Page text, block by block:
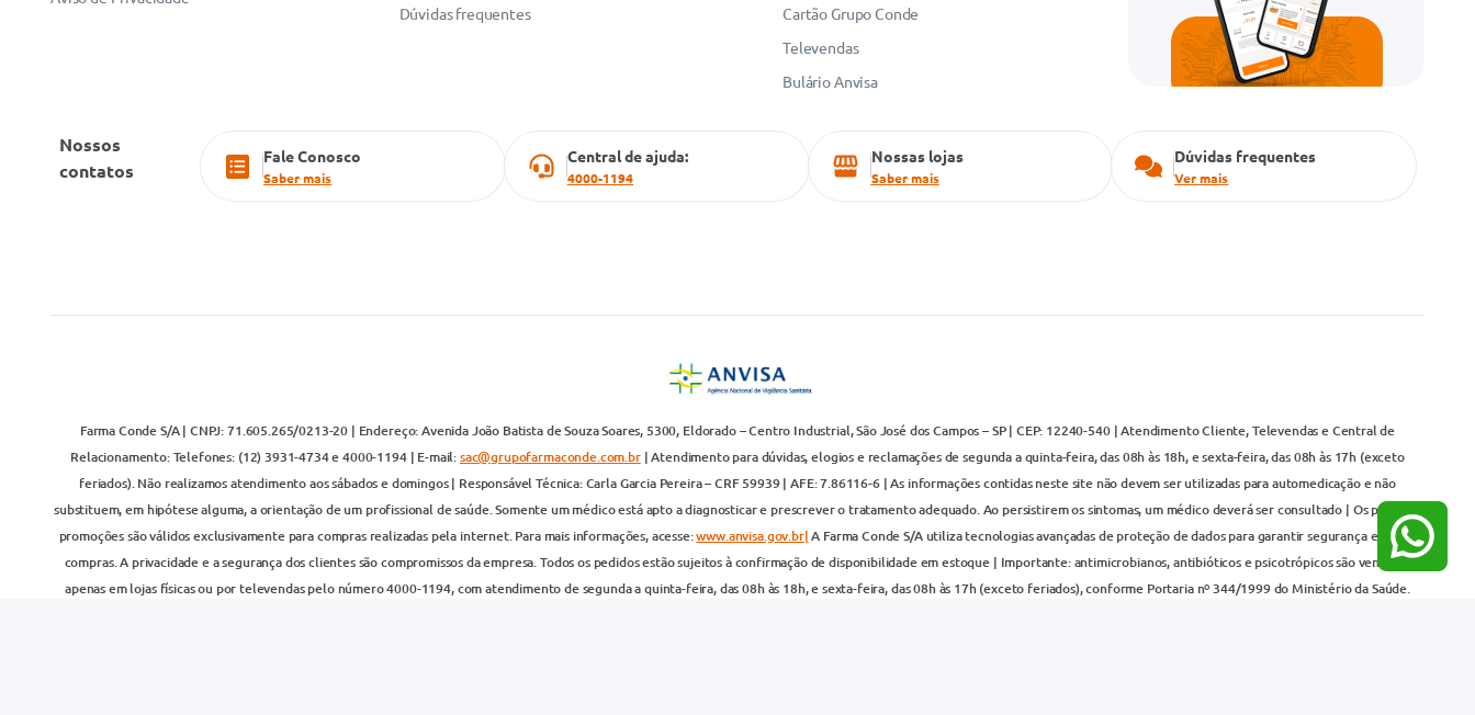
Dúvidas frequentes
Cartão Grupo Conde
Televendas
Bulário Anvisa
Nossos
contatos
Fale Conosco
Saber mais
Central de ajuda:
4000-1194
Nossas lojas
Saber mais
Dúvidas frequentes
Ver mais
Farma Conde S/A | CNPJ: 71.605.265/0213-20 | Endereço: Avenida João Batista de Souza Soares, 5300, Eldorado – Centro Industrial, São José dos Campos – SP | CEP: 12240-540 | Atendimento Cliente, Televendas e Central de
Relacionamento: Telefones: (12) 3931-4734 e 4000-1194 | E-mail:sac@grupofarmaconde.com.br| Atendimento para dúvidas, elogios e reclamações de segunda a quinta-feira, das 08h às 18h, e sexta-feira, das 08h às 17h (exceto
feriados). Não realizamos atendimento aos sábados e domingos | Responsável Técnica: Carla Garcia Pereira – CRF 59939 | AFE: 7.86116-6 | As informações contidas neste site não devem ser utilizadas para automedicação e não
substituem, em hipótese alguma, a orientação de um profissional de saúde. Somente um médico está apto a diagnosticar e prescrever o tratamento adequado. Ao persistirem os sintomas, um médico deverá ser consultado | Os preços e
promoções são válidos exclusivamente para compras realizadas pela internet. Para mais informações, acesse:www.anvisa.gov.br|A Farma Conde S/A utiliza tecnologias avançadas de proteção de dados para garantir segurança em suas
compras. A privacidade e a segurança dos clientes são compromissos da empresa. Todos os pedidos estão sujeitos à confirmação de disponibilidade em estoque | Importante: antimicrobianos, antibióticos e psicotrópicos são vendidos
apenas em lojas físicas ou por televendas pelo número 4000-1194, com atendimento de segunda a quinta-feira, das 08h às 18h, e sexta-feira, das 08h às 17h (exceto feriados), conforme Portaria nº 344/1999 do Ministério da Saúde.